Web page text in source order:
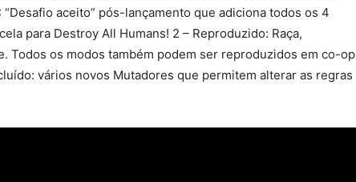
aceito” pós-lançamento que adiciona todos os 4
para Destroy All Humans! 2 – Reproduzido: Raça,
Todos os modos também podem ser reproduzidos em co-op
vários novos Mutadores que permitem alterar as regras